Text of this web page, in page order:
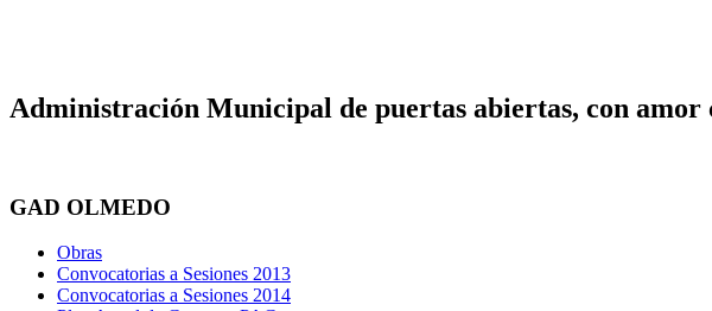
Administración Municipal de puertas abiertas, con
GAD OLMEDO
Obras
Convocatorias a Sesiones 2013
Convocatorias a Sesiones 2014